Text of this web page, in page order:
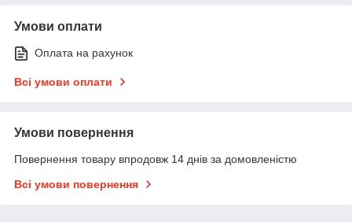
Умови оплати
Оплата на рахунок
Всі умови оплати
Умови повернення
Повернення товару впродовж 14 днів за домовленістю
Всі умови повернення